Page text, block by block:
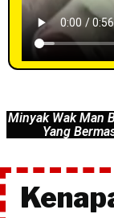
Minyak Wak Man
Yang